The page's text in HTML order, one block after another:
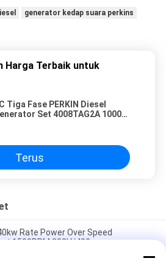
generator kedap suara perkins
Harga Terbaik untuk
Tiga Fase PERKIN Diesel
Set 4008TAG2A 1000
Terus
Rate Power Over Speed
1500PRM 230V/400